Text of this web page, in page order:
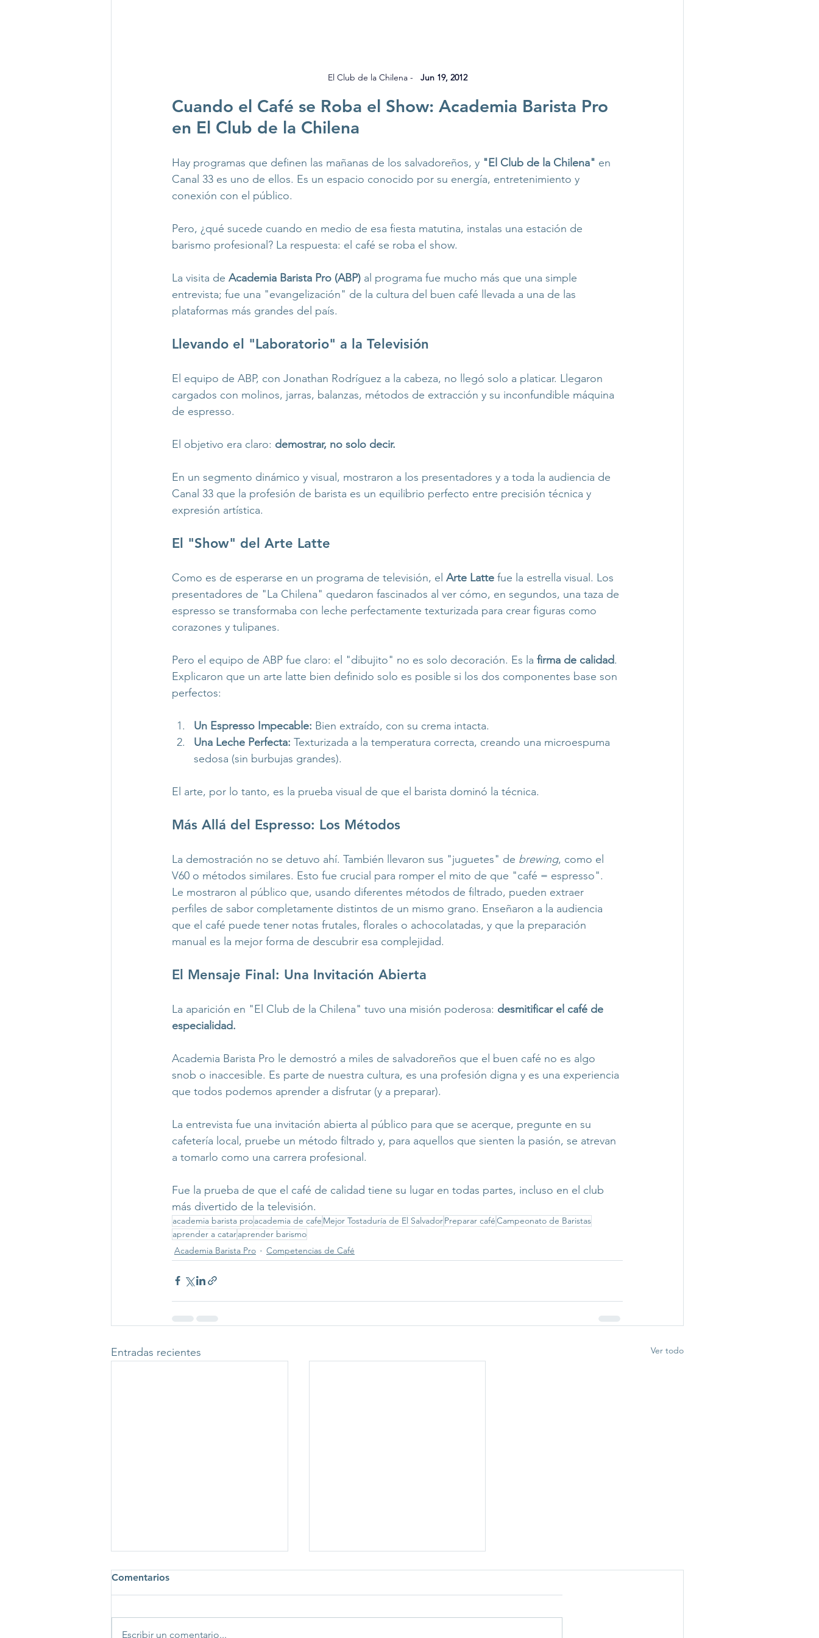
El Club de la Chilena - Jun 19, 2012
Cuando el Café se Roba el Show: Academia Barista Pro
en El Club de la Chilena
Hay programas que definen las mañanas de los salvadoreños, y "El Club de la Chilena" en
Canal 33 es uno de ellos. Es un espacio conocido por su energía, entretenimiento y
conexión con el público.
Pero, ¿qué sucede cuando en medio de esa fiesta matutina, instalas una estación de
barismo profesional? La respuesta: el café se roba el show.
La visita de Academia Barista Pro (ABP) al programa fue mucho más que una simple
entrevista; fue una "evangelización" de la cultura del buen café llevada a una de las
plataformas más grandes del país.
Llevando el "Laboratorio" a la Televisión
El equipo de ABP, con Jonathan Rodríguez a la cabeza, no llegó solo a platicar. Llegaron
cargados con molinos, jarras, balanzas, métodos de extracción y su inconfundible máquina
de espresso.
El objetivo era claro: demostrar, no solo decir.
En un segmento dinámico y visual, mostraron a los presentadores y a toda la audiencia de
Canal 33 que la profesión de barista es un equilibrio perfecto entre precisión técnica y
expresión artística.
El "Show" del Arte Latte
Como es de esperarse en un programa de televisión, el Arte Latte fue la estrella visual. Los
presentadores de "La Chilena" quedaron fascinados al ver cómo, en segundos, una taza de
espresso se transformaba con leche perfectamente texturizada para crear figuras como
corazones y tulipanes.
Pero el equipo de ABP fue claro: el "dibujito" no es solo decoración. Es la firma de calidad.
Explicaron que un arte latte bien definido solo es posible si los dos componentes base son
perfectos:
Un Espresso Impecable: Bien extraído, con su crema intacta.
Una Leche Perfecta: Texturizada a la temperatura correcta, creando una microespuma
sedosa (sin burbujas grandes).
El arte, por lo tanto, es la prueba visual de que el barista dominó la técnica.
Más Allá del Espresso: Los Métodos
La demostración no se detuvo ahí. También llevaron sus "juguetes" de brewing, como el
V60 o métodos similares. Esto fue crucial para romper el mito de que "café = espresso".
Le mostraron al público que, usando diferentes métodos de filtrado, pueden extraer
perfiles de sabor completamente distintos de un mismo grano. Enseñaron a la audiencia
que el café puede tener notas frutales, florales o achocolatadas, y que la preparación
manual es la mejor forma de descubrir esa complejidad.
El Mensaje Final: Una Invitación Abierta
La aparición en "El Club de la Chilena" tuvo una misión poderosa: desmitificar el café de
especialidad.
Academia Barista Pro le demostró a miles de salvadoreños que el buen café no es algo
snob o inaccesible. Es parte de nuestra cultura, es una profesión digna y es una experiencia
que todos podemos aprender a disfrutar (y a preparar).
La entrevista fue una invitación abierta al público para que se acerque, pregunte en su
cafetería local, pruebe un método filtrado y, para aquellos que sienten la pasión, se atrevan
a tomarlo como una carrera profesional.
Fue la prueba de que el café de calidad tiene su lugar en todas partes, incluso en el club
más divertido de la televisión.
academia barista proacademia de cafe Mejor Tostaduría de El SalvadorPreparar caféCampeonato de Baristas
aprender a cataraprender barismo
Academia Barista Pro
Competencias de Café
Entradas recientes Ver todo
Comentarios
Escribir un comentario...